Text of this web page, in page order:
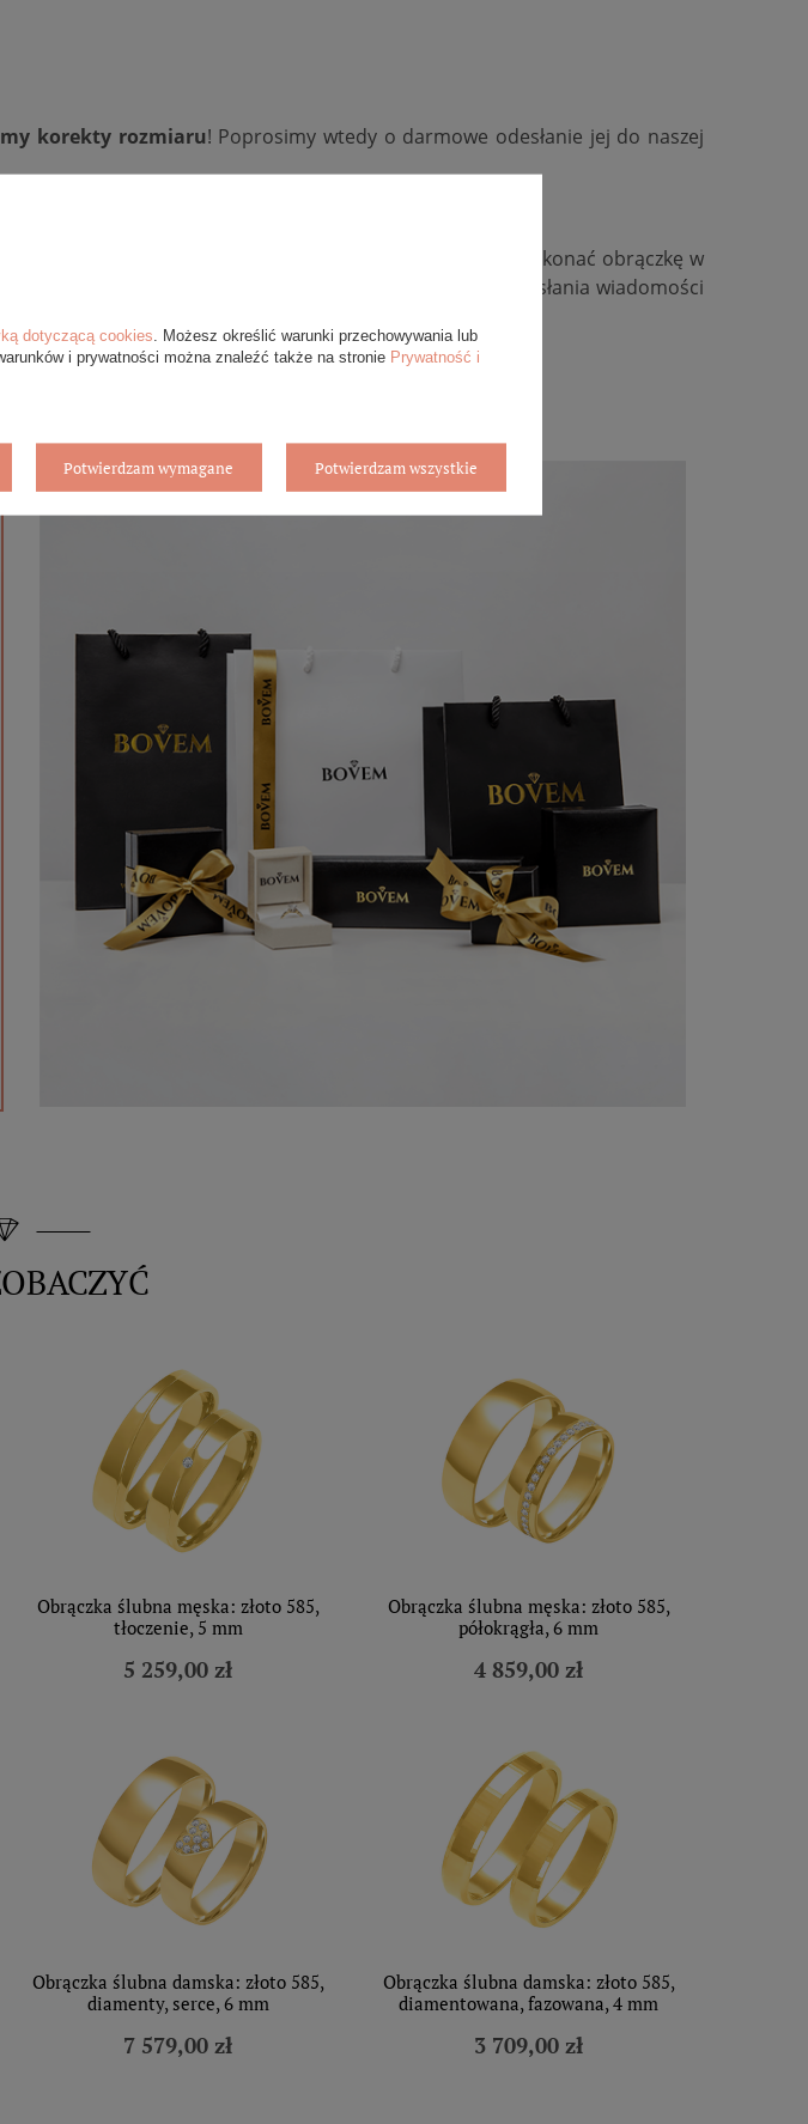
korekty rozmiaru! Poprosimy wtedy o darmowe odesłanie jej do naszej
zmienić wysokość lub szerokość, zmienić kolor złota, wykonać obrączkę w
wycenić konfigurację indywidualną, zachęcamy do przesłania wiadomości
Obrączka ślubna męska: złoto 585,
tłoczenie, 5 mm
5 259,00 zł
Obrączka ślubna męska: złoto 585,
półokrągła, 6 mm
4 859,00 zł
Obrączka ślubna damska: złoto 585,
diamenty, serce, 6 mm
7 579,00 zł
Obrączka ślubna damska: złoto 585,
diamentowana, fazowana, 4 mm
3 709,00 zł
dotyczącą cookies . Możesz określić warunki przechowywania lub
i prywatności można znaleźć także na stronie Prywatność i
Potwierdzam wymagane Potwierdzam wszystkie